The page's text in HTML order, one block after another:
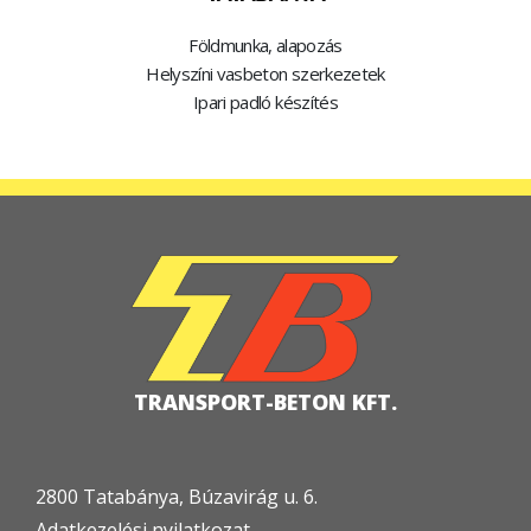
Földmunka, alapozás
Helyszíni vasbeton szerkezetek
Ipari padló készítés
TRANSPORT-BETON KFT.
2800 Tatabánya, Búzavirág u. 6.